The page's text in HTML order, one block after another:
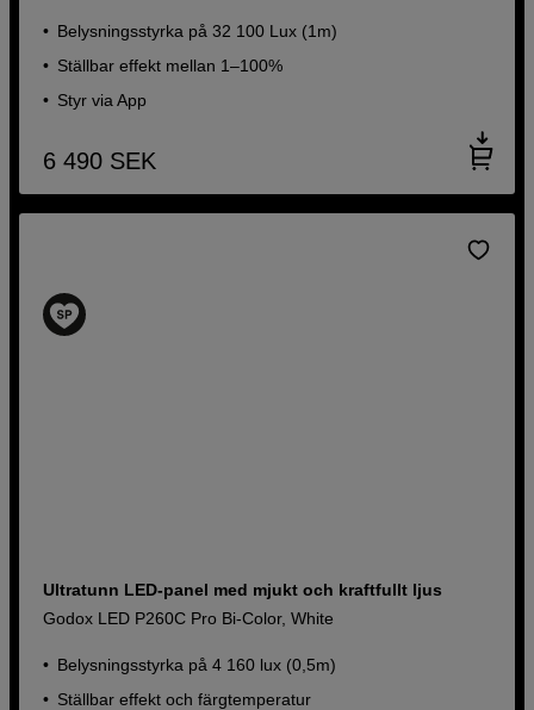
Belysningsstyrka på 32 100 Lux (1m)
Ställbar effekt mellan 1–100%
Styr via App
6 490 SEK
Ultratunn LED-panel med mjukt och kraftfullt ljus
Godox LED P260C Pro Bi-Color, White
Belysningsstyrka på 4 160 lux (0,5m)
Ställbar effekt och färgtemperatur